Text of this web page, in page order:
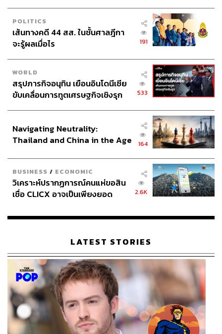
POLITICS
เส้นทางคดี 44 สส. ในชั้นศาลฎีกา
จะรู้ผลเมื่อไร
191
WORLD
สรุปภารกิจอนุทิน เยือนอินโดนีเซีย
ขับเคลื่อนการทูตเศรษฐกิจเชิงรุก
533
Navigating Neutrality:
Thailand and China in the Age
164
BUSINESS / ECONOMIC
วิเคราะห์ปรากฏการณ์คนแห่ขอสิน
เชื่อ CLICX อาจเป็นเพียงยอด
เรือนไทยที่ถูกซุกไว้
2.6K
LATEST STORIES